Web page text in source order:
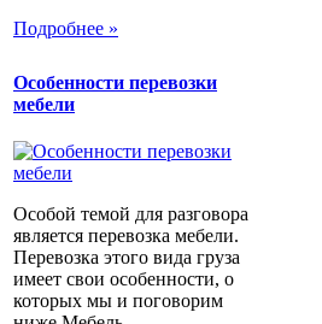
Подробнее »
Особенности перевозки
мебели
Особой темой для разговора
является перевозка мебели.
Перевозка этого вида груза
имеет свои особенности, о
которых мы и поговорим